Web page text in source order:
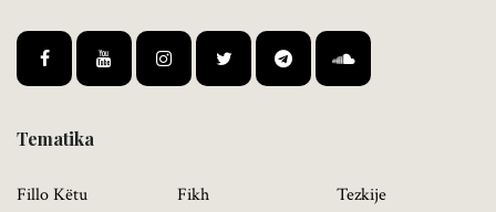
Tematika
Fillo Këtu
Fikh
Tezkije